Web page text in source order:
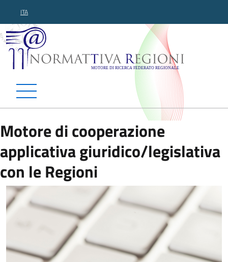
ITA
Normattiva Regioni -
Motore di cooperazione
applicativa giuridico/legislativa
con le Regioni